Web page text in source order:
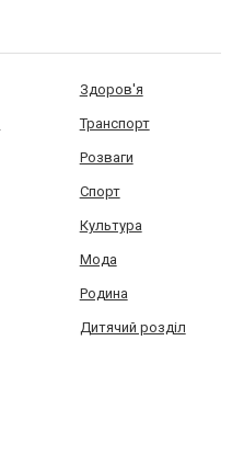
Здоров'я
Транспорт
Розваги
Спорт
Культура
Мода
Родина
Дитячий розділ